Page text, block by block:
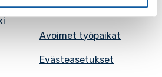
julkisuuskuvaus
Avoimet työpaikat
Evästeasetukset